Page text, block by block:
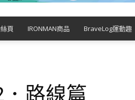
頁 IRONMAN商品 BraveLog運動趣
路線篇